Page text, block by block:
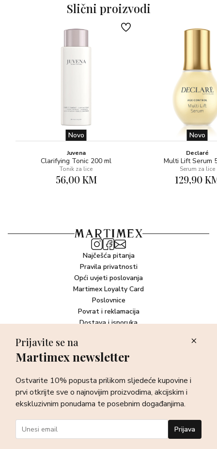
Slični proizvodi
Novo
Juvena
Clarifying Tonic 200 ml
Tonik za lice
56,00 KM
Novo
Declaré
Multi Lift Serum
Serum za lice
129,90
Najčešća pitanja
Pravila privatnosti
Opći uvjeti poslovanja
Martimex Loyalty Card
Poslovnice
Povrat i reklamacija
Dostava i isporuka
Newsletter
sve o najnovijim proizvodima, akcijskim i ekskluzivnim
ponudama te posebnim događanjima.
Prijava
Prijavite se na
Martimex newsletter
Ostvarite 10% popusta prilikom sljedeće kupovine i
prvi otkrijte sve o najnovijim proizvodima, akcijskim i
ekskluzivnim ponudama te posebnim događanjima.
Prijava